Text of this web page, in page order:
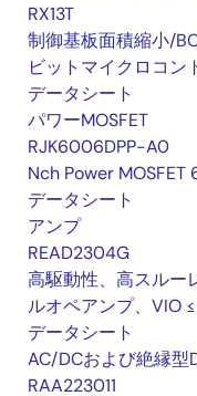
RX13T
制御基板面積縮小/
ビットマイクロコン
データシート
パワーMOSFET
RJK6006DPP-A0
Nch Power
データシート
アンプ
READ2304G
高駆動性、高スルー
ルオペアンプ、VIO
データシート
AC/DCおよび絶縁型
RAA223011